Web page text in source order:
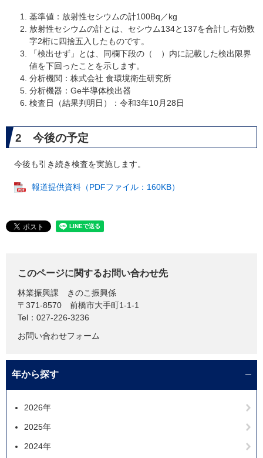
基準値：放射性セシウムの計100Bq／kg
放射性セシウムの計とは、セシウム134と137を合計し有効数
字2桁に四捨五入したものです。
「検出せず」とは、同欄下段の（ ）内に記載した検出限界
値を下回ったことを示します。
分析機関：株式会社 食環境衛生研究所
分析機器：Ge半導体検出器
検査日（結果判明日）：令和3年10月28日
2 今後の予定
今後も引き続き検査を実施します。
報道提供資料（PDFファイル：160KB）
このページに関するお問い合わせ先
林業振興課
きのこ振興係
〒371-8570
前橋市大手町1-1-1
Tel：027-226-3236
お問い合わせフォーム
年から探す
2026年
2025年
2024年